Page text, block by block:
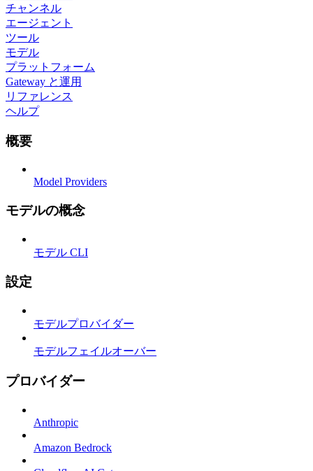
チャンネル
エージェント
ツール
モデル
プラットフォーム
Gateway と運用
リファレンス
ヘルプ
概要
Model Providers
モデルの概念
モデル CLI
設定
モデルプロバイダー
モデルフェイルオーバー
プロバイダー
Anthropic
Amazon Bedrock